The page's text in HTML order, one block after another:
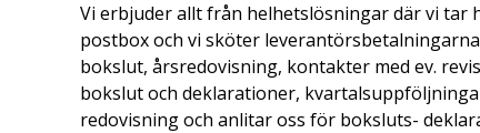
Vi erbjuder allt från helhetslösningar där vi
postbox och vi sköter
bokslut, årsredovisning, kontakter med ev.
bokslut och deklarationer,
redovisning och anlitar oss för boksluts-